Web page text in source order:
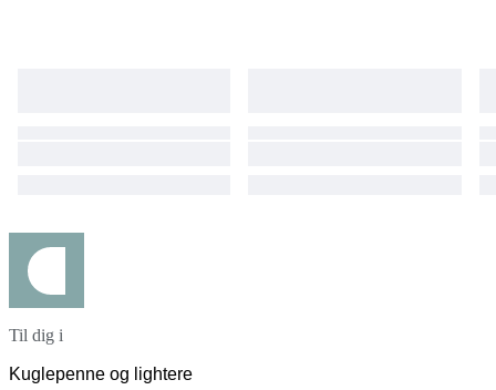
Til dig i
Kuglepenne og lightere